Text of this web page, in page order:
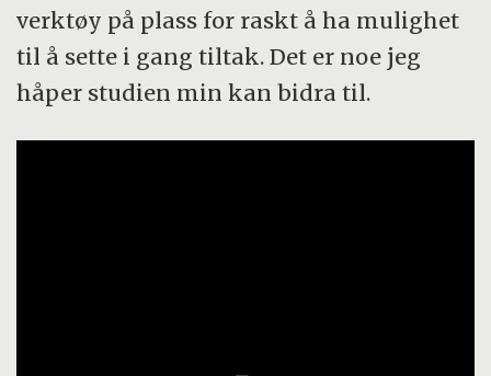
verktøy på plass for raskt å ha mulighet
til å sette i gang tiltak. Det er noe jeg
håper studien min kan bidra til.